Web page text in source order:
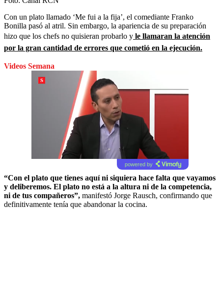
Con un plato llamado ‘Me fui a la fija’, el comediante Franko
Bonilla pasó al atril. Sin embargo, la apariencia de su preparación
hizo que los chefs no quisieran probarlo y le llamaran la atención
por la gran cantidad de errores que cometió en la ejecución.
Videos Semana
powered by
“Con el plato que tienes aquí ni siquiera hace falta que vayamos
y deliberemos. El plato no está a la altura ni de la competencia,
ni de tus compañeros”, manifestó Jorge Rausch, confirmando que
definitivamente tenía que abandonar la cocina.